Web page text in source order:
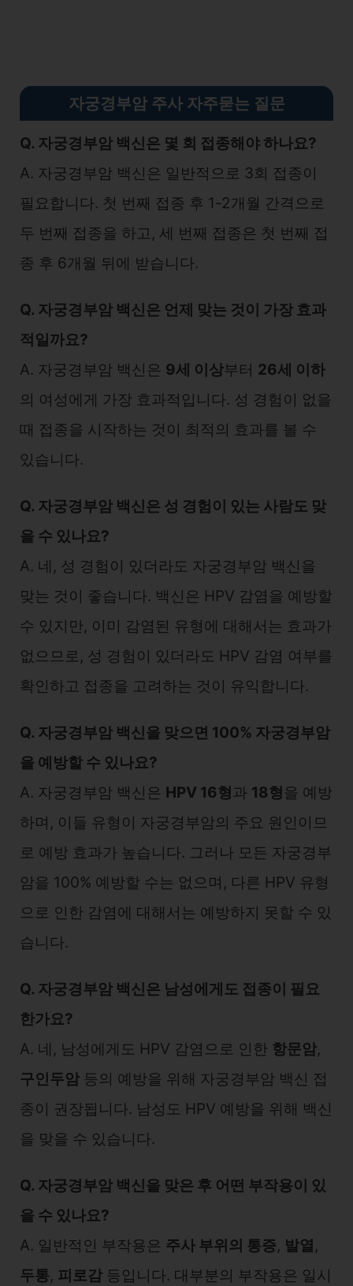
자궁경부암 주사 자주묻는 질문
Q. 자궁경부암 백신은 몇 회 접종해야 하나요?
A. 자궁경부암 백신은 일반적으로 3회 접종이
필요합니다. 첫 번째 접종 후 1-2개월 간격으로
두 번째 접종을 하고, 세 번째 접종은 첫 번째 접
종 후 6개월 뒤에 받습니다.
Q. 자궁경부암 백신은 언제 맞는 것이 가장 효과
적일까요?
A. 자궁경부암 백신은 9세 이상부터 26세 이하
의 여성에게 가장 효과적입니다. 성 경험이 없을
때 접종을 시작하는 것이 최적의 효과를 볼 수
있습니다.
Q. 자궁경부암 백신은 성 경험이 있는 사람도 맞
을 수 있나요?
A. 네, 성 경험이 있더라도 자궁경부암 백신을
맞는 것이 좋습니다. 백신은 HPV 감염을 예방할
수 있지만, 이미 감염된 유형에 대해서는 효과가
없으므로, 성 경험이 있더라도 HPV 감염 여부를
확인하고 접종을 고려하는 것이 유익합니다.
Q. 자궁경부암 백신을 맞으면 100% 자궁경부암
을 예방할 수 있나요?
A. 자궁경부암 백신은 HPV 16형과 18형을 예방
하며, 이들 유형이 자궁경부암의 주요 원인이므
로 예방 효과가 높습니다. 그러나 모든 자궁경부
암을 100% 예방할 수는 없으며, 다른 HPV 유형
으로 인한 감염에 대해서는 예방하지 못할 수 있
습니다.
Q. 자궁경부암 백신은 남성에게도 접종이 필요
한가요?
A. 네, 남성에게도 HPV 감염으로 인한 항문암,
구인두암 등의 예방을 위해 자궁경부암 백신 접
종이 권장됩니다. 남성도 HPV 예방을 위해 백신
을 맞을 수 있습니다.
Q. 자궁경부암 백신을 맞은 후 어떤 부작용이 있
을 수 있나요?
A. 일반적인 부작용은 주사 부위의 통증, 발열,
두통, 피로감 등입니다. 대부분의 부작용은 일시